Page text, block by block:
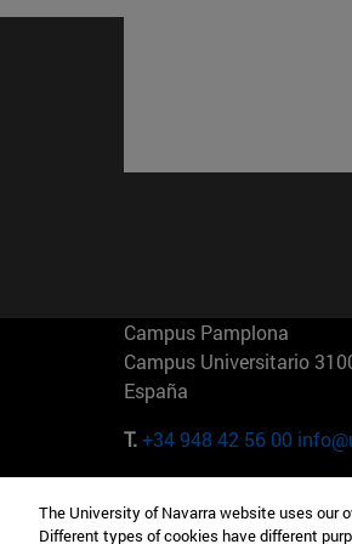
Campus Pamplona
Campus Universitario
España
T.+34 948 42 56 00
Camino del Cerro Águila
The University of Navarra website uses our
Different types of cookies have different